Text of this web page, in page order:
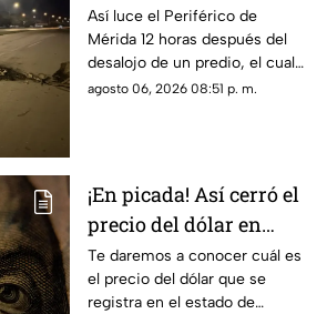
Mérida tras bloqueo y
protestas de
manifestantes
Así luce el Periférico de
Mérida 12 horas después del
desalojo de un predio, el cual
provocó protestas, barricadas
agosto 06, 2026 08:51 p. m.
¡En picada! Así cerró el
precio del dólar en
Yucatán HOY jueves 6
de agosto de 2026
Te daremos a conocer cuál es
el precio del dólar que se
registra en el estado de